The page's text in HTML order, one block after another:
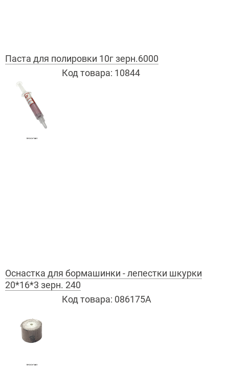
Паста для полировки 10г зерн.6000
Код товара: 10844
Оснастка для бормашинки - лепестки шкурки
20*16*3 зерн. 240
Код товара: 086175А